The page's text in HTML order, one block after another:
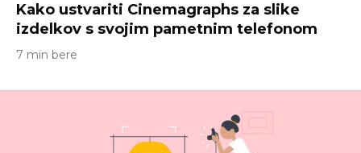
Kako ustvariti Cinemagraphs za slike
izdelkov s svojim pametnim telefonom
7 min bere